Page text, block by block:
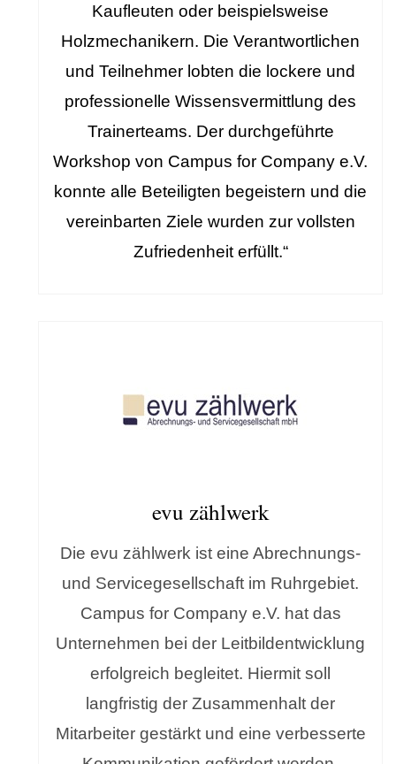
Kaufleuten oder beispielsweise
Holzmechanikern. Die Verantwortlichen
und Teilnehmer lobten die lockere und
professionelle Wissensvermittlung des
Trainerteams. Der durchgeführte
Workshop von Campus for Company e.V.
konnte alle Beteiligten begeistern und die
vereinbarten Ziele wurden zur vollsten
Zufriedenheit erfüllt.“
evu zählwerk
Die evu zählwerk ist eine Abrechnungs-
und Servicegesellschaft im Ruhrgebiet.
Campus for Company e.V. hat das
Unternehmen bei der Leitbildentwicklung
erfolgreich begleitet. Hiermit soll
langfristig der Zusammenhalt der
Mitarbeiter gestärkt und eine verbesserte